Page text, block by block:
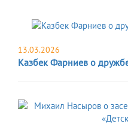
13.03.2026
Казбек Фарниев о